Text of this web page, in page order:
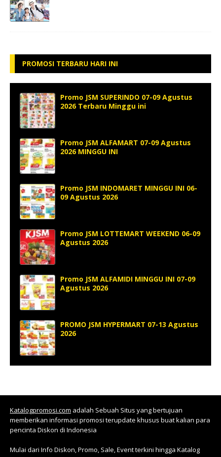
PROMOSI TERBARU HARI INI
Promo JSM SUPERINDO 07-09 Agustus
2026 Terbaru Minggu ini
Promo JSM ALFAMART 07-09 Agustus
2026 MINGGU INI
Promo JSM INDOMARET MINGGU INI 06-
09 Agustus 2026
Promo JSM LOTTEMART WEEKEND 06-09
Agustus 2026
Promo JSM ALFAMIDI MINGGU INI 07-09
Agustus 2026
PROMO JSM HYPERMART 07-13 Agustus
2026
Katalogpromosi.com adalah Sebuah Situs yang bertujuan
memberikan informasi promosi terupdate khusus buat kalian para
pencinta Diskon di Indonesia
Mulai dari Info Diskon, Promo, Sale, Event terkini hingga Katalog